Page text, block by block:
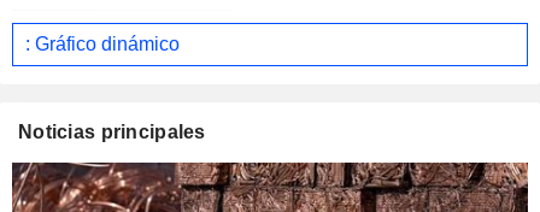
: Gráfico dinámico
Noticias principales